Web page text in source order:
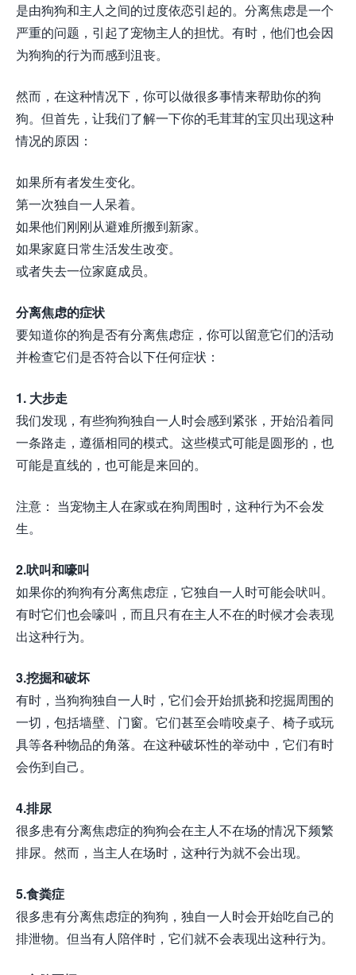
是由狗狗和主人之间的过度依恋引起的。分离焦虑是一个
严重的问题，引起了宠物主人的担忧。有时，他们也会因
为狗狗的行为而感到沮丧。
然而，在这种情况下，你可以做很多事情来帮助你的狗
狗。但首先，让我们了解一下你的毛茸茸的宝贝出现这种
情况的原因：
如果所有者发生变化。
第一次独自一人呆着。
如果他们刚刚从避难所搬到新家。
如果家庭日常生活发生改变。
或者失去一位家庭成员。
分离焦虑的症状
要知道你的狗是否有分离焦虑症，你可以留意它们的活动
并检查它们是否符合以下任何症状：
1. 大步走
我们发现，有些狗狗独自一人时会感到紧张，开始沿着同
一条路走，遵循相同的模式。这些模式可能是圆形的，也
可能是直线的，也可能是来回的。
注意： 当宠物主人在家或在狗周围时，这种行为不会发
生。
2.吠叫和嚎叫
如果你的狗狗有分离焦虑症，它独自一人时可能会吠叫。
有时它们也会嚎叫，而且只有在主人不在的时候才会表现
出这种行为。
3.挖掘和破坏
有时，当狗狗独自一人时，它们会开始抓挠和挖掘周围的
一切，包括墙壁、门窗。它们甚至会啃咬桌子、椅子或玩
具等各种物品的角落。在这种破坏性的举动中，它们有时
会伤到自己。
4.排尿
很多患有分离焦虑症的狗狗会在主人不在场的情况下频繁
排尿。然而，当主人在场时，这种行为就不会出现。
5.食粪症
很多患有分离焦虑症的狗狗，独自一人时会开始吃自己的
排泄物。但当有人陪伴时，它们就不会表现出这种行为。